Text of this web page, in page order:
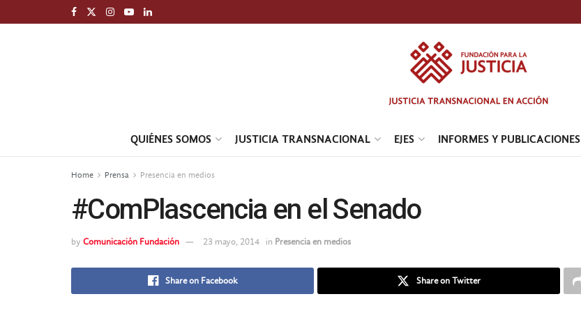
QUIÉNES SOMOS JUSTICIA TRANSNACIONAL EJES INFORMES Y PUBLICACIONES
Home Prensa Presencia en medios
#ComPlascencia en el Senado
by Comunicación Fundación 23 mayo, 2014 in Presencia en medios
Share on Facebook Share on Twitter